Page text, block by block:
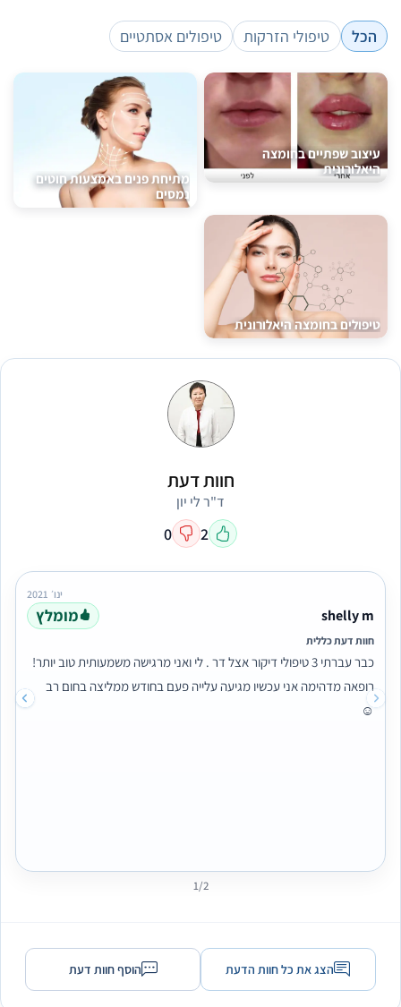
הכל טיפולי הזרקות טיפולים אסתטיים
עיצוב שפתיים בחומצה
היאלורונית
מתיחת פנים באמצעות חוטים
נמסים
טיפולים בחומצה היאלורונית
חוות דעת
ד"ר לי יון
2
0
ינו׳ 2021
shelly m מומלץ
חוות דעת כללית
כבר עברתי 3 טיפולי דיקור אצל דר . לי ואני מרגישה משמעותית טוב יותר!
רופאה מדהימה אני עכשיו מגיעה עלייה פעם בחודש ממליצה בחום רב
☺
1/2
הצג את כל חוות הדעת הוסף חוות דעת